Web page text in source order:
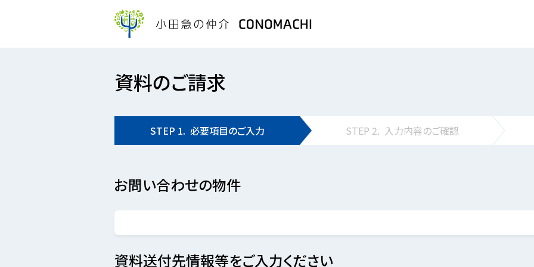
資料のご請求
STEP 1. 必要項目のご入力 STEP 2. 入力内容のご確認
お問い合わせの物件
資料送付先情報等をご入力ください